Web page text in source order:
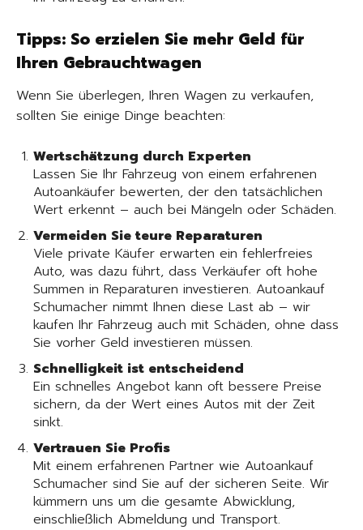
Tipps: So erzielen Sie mehr Geld für
Ihren Gebrauchtwagen
Wenn Sie überlegen, Ihren Wagen zu verkaufen,
sollten Sie einige Dinge beachten:
Wertschätzung durch Experten
Lassen Sie Ihr Fahrzeug von einem erfahrenen
Autoankäufer bewerten, der den tatsächlichen
Wert erkennt – auch bei Mängeln oder Schäden.
Vermeiden Sie teure Reparaturen
Viele private Käufer erwarten ein fehlerfreies
Auto, was dazu führt, dass Verkäufer oft hohe
Summen in Reparaturen investieren. Autoankauf
Schumacher nimmt Ihnen diese Last ab – wir
kaufen Ihr Fahrzeug auch mit Schäden, ohne dass
Sie vorher Geld investieren müssen.
Schnelligkeit ist entscheidend
Ein schnelles Angebot kann oft bessere Preise
sichern, da der Wert eines Autos mit der Zeit
sinkt.
Vertrauen Sie Profis
Mit einem erfahrenen Partner wie Autoankauf
Schumacher sind Sie auf der sicheren Seite. Wir
kümmern uns um die gesamte Abwicklung,
einschließlich Abmeldung und Transport.